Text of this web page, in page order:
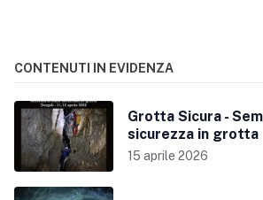
CONTENUTI IN EVIDENZA
Grotta Sicura -
sicurezza in grotta
15 aprile 2026